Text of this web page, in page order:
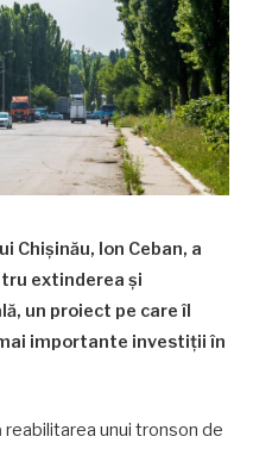
Chișinău, Ion Ceban, a
extinderea și
un proiect pe care îl
importante investiții în
unui tronson de